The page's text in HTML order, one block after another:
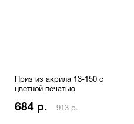
Приз из акрила 13-150 с
цветной печатью
684 р. 913 р.